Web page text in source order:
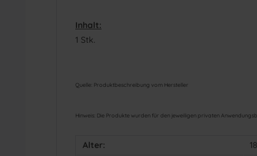
Inhalt:
1 Stk.
Quelle: Produktbeschreibung vom Hersteller
Hinweis: Die Produkte wurden für den jeweiligen privaten
Alter: